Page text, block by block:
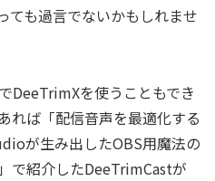
ても過言でないかもしれませ
DeeTrimXを使うこともでき
れば「配信音声を最適化する
が生み出したOBS用魔法の
で紹介したDeeTrimCastが